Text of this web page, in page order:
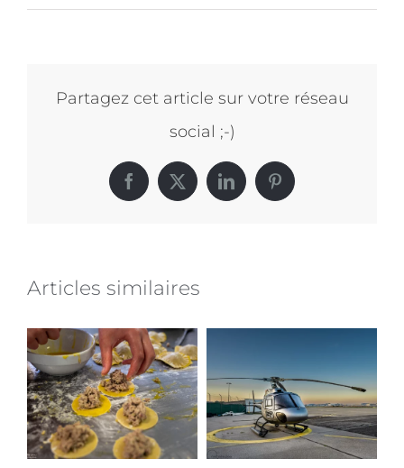
professionnelle
lors
Partagez cet article sur votre réseau
social ;-)
Facebook
X LinkedInPinterest
Articles similaires